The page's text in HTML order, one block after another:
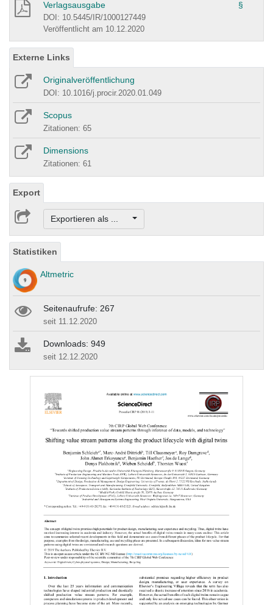
Verlagsausgabe §
DOI: 10.5445/IR/1000127449
Veröffentlicht am 10.12.2020
Externe Links
Originalveröffentlichung
DOI: 10.1016/j.procir.2020.01.049
Scopus
Zitationen: 65
Dimensions
Zitationen: 61
Export
Exportieren als ...
Statistiken
Altmetric
Seitenaufrufe: 267
seit 11.12.2020
Downloads: 949
seit 12.12.2020